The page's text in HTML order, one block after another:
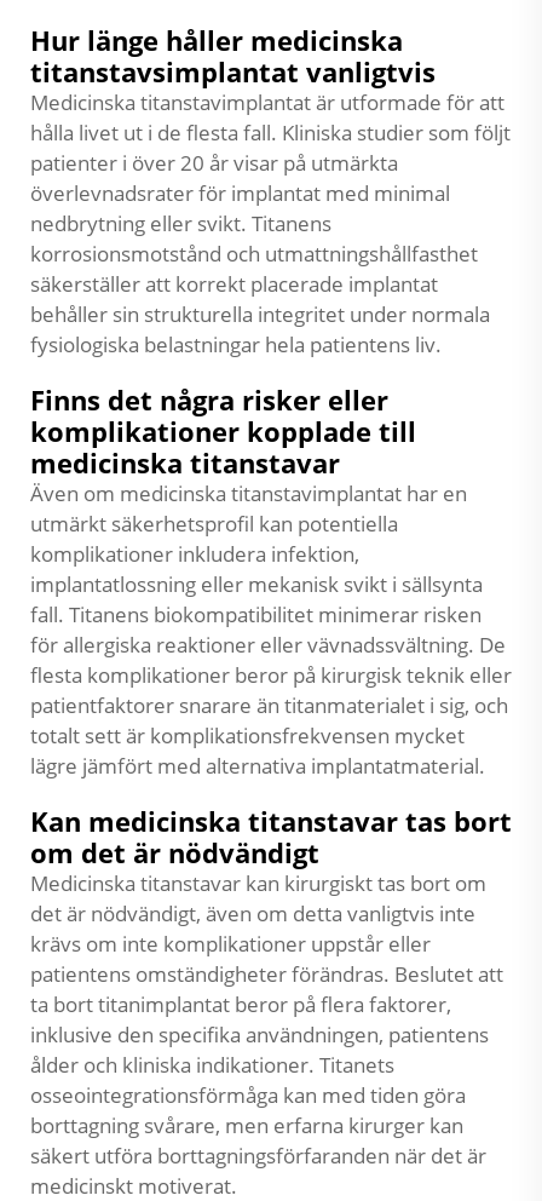
Hur länge håller medicinska
titanstavsimplantat vanligtvis
Medicinska titanstavimplantat är utformade för att
hålla livet ut i de flesta fall. Kliniska studier som följt
patienter i över 20 år visar på utmärkta
överlevnadsrater för implantat med minimal
nedbrytning eller svikt. Titanens
korrosionsmotstånd och utmattningshållfasthet
säkerställer att korrekt placerade implantat
behåller sin strukturella integritet under normala
fysiologiska belastningar hela patientens liv.
Finns det några risker eller
komplikationer kopplade till
medicinska titanstavar
Även om medicinska titanstavimplantat har en
utmärkt säkerhetsprofil kan potentiella
komplikationer inkludera infektion,
implantatlossning eller mekanisk svikt i sällsynta
fall. Titanens biokompatibilitet minimerar risken
för allergiska reaktioner eller vävnadssvältning. De
flesta komplikationer beror på kirurgisk teknik eller
patientfaktorer snarare än titanmaterialet i sig, och
totalt sett är komplikationsfrekvensen mycket
lägre jämfört med alternativa implantatmaterial.
Kan medicinska titanstavar tas bort
om det är nödvändigt
Medicinska titanstavar kan kirurgiskt tas bort om
det är nödvändigt, även om detta vanligtvis inte
krävs om inte komplikationer uppstår eller
patientens omständigheter förändras. Beslutet att
ta bort titanimplantat beror på flera faktorer,
inklusive den specifika användningen, patientens
ålder och kliniska indikationer. Titanets
osseointegrationsförmåga kan med tiden göra
borttagning svårare, men erfarna kirurger kan
säkert utföra borttagningsförfaranden när det är
medicinskt motiverat.